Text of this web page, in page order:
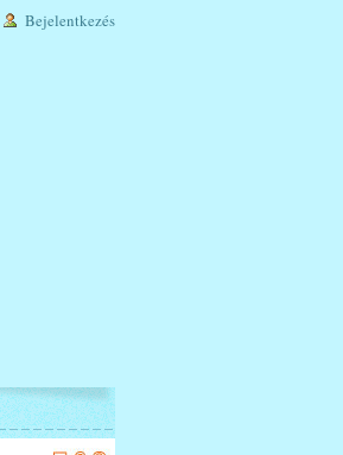
Bejelentkezés